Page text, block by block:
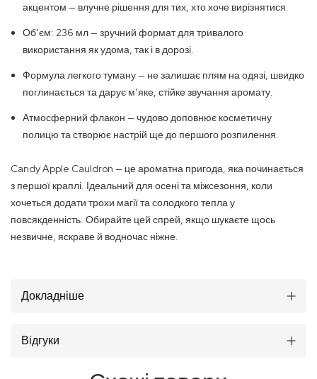
акцентом — влучне рішення для тих, хто хоче вирізнятися.
Обʼєм: 236 мл — зручний формат для тривалого
використання як удома, так і в дорозі.
Формула легкого туману — не залишає плям на одязі, швидко
поглинається та дарує м’яке, стійке звучання аромату.
Атмосферний флакон — чудово доповнює косметичну
полицю та створює настрій ще до першого розпилення.
Candy Apple Cauldron — це ароматна пригода, яка починається
з першої краплі. Ідеальний для осені та міжсезоння, коли
хочеться додати трохи магії та солодкого тепла у
повсякденність. Обирайте цей спрей, якщо шукаєте щось
незвичне, яскраве й водночас ніжне.
Докладніше
Відгуки